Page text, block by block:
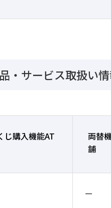
・サービス取扱い
じ購入機能AT
両替
舗
ー